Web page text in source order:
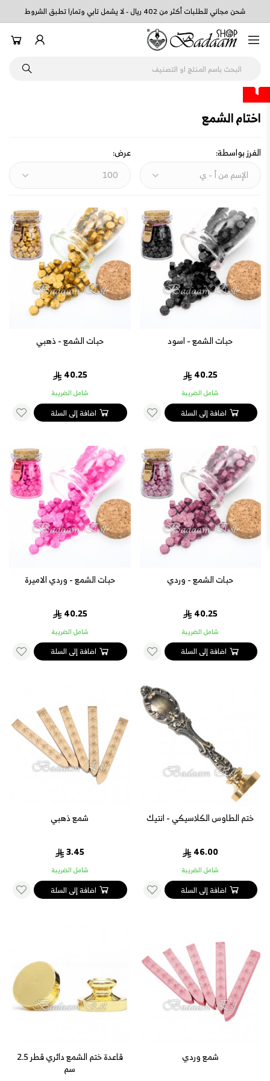
شحن مجاني للطلبات أكثر من 402 ريال - لا يشمل تابي وتمارا تطبق الشروط
اختام الشمع
الفرز بواسطة: عرض:
حبات الشمع - اسود
40.25
شامل الضريبة
اضافة إلى السلة
حبات الشمع - ذهبي
40.25
شامل الضريبة
اضافة إلى السلة
حبات الشمع - وردي
40.25
شامل الضريبة
اضافة إلى السلة
حبات الشمع - وردي الاميرة
40.25
شامل الضريبة
اضافة إلى السلة
ختم الطاوس الكلاسيكي - انتيك
46.00
شامل الضريبة
اضافة إلى السلة
شمع ذهبي
3.45
شامل الضريبة
اضافة إلى السلة
شمع وردي
قاعدة ختم الشمع دائري قطر 2.5
سم